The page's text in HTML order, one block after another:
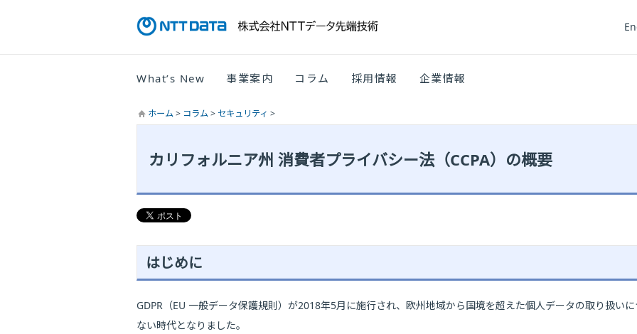
What’s New 事業案内 コラム 採用情報 企業情報
ホーム> コラム> セキュリティ >
カリフォルニア州 消費者プライバシー法（CCPA）の概要
はじめに
GDPR（EU 一般データ保護規則）が2018年5月に施行され、欧州地域から国境を超えた個人データの取り扱い
ない時代となりました。